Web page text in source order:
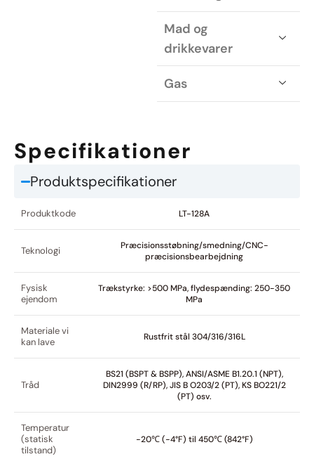
Mad og
drikkevarer
Gas
Specifikationer
Produktspecifikationer
Produktkode LT-128A
Teknologi
Præcisionsstøbning/smedning/CNC-
præcisionsbearbejdning
Fysisk
ejendom
Trækstyrke: >500 MPa, flydespænding: 250-350
MPa
Materiale vi
kan lave
Rustfrit stål 304/316/316L
Tråd
BS21 (BSPT & BSPP), ANSI/ASME B1.20.1 (NPT),
DIN2999 (R/RP), JIS B O203/2 (PT), KS BO221/2
(PT) osv.
Temperatur
(statisk
tilstand)
-20℃ (-4°F) til 450℃ (842°F)